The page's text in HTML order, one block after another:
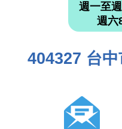
週一至
週六
404327 台